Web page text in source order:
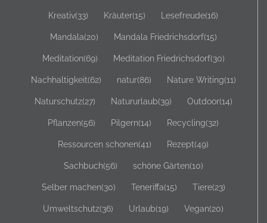
Kreativ(33) Kräuter(15) Lesefreude(16)
Mandala(20) Mandala Friedrichsdorf(15)
Meditation(69) Meditation Friedrichsdorf(30)
Nachhaltigkeit(62) natur(86) Nature Writing(11)
Naturschutz(27) Natururlaub(39) Outdoor(14)
Pflanzen(56) Pilgern(14) Recycling(32)
Ressourcen schonen(41) Rezept(49)
Sachbuch(56) schöne Gärten(10)
Selber machen(30) Teneriffa(15) Tiere(23)
Umweltschutz(36) Urlaub(19) Vegan(20)